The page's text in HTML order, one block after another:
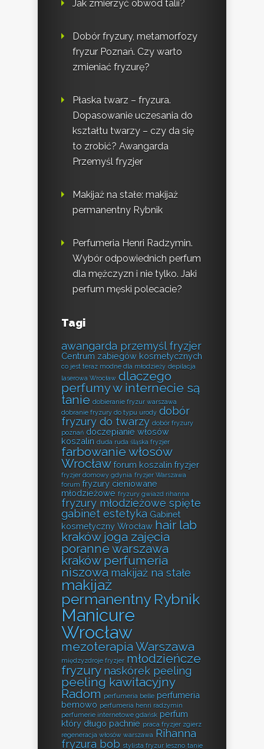
Jak zmierzyć obwód talii?
Dobór fryzury, metamorfozy
fryzur Poznań. Czy warto
zmieniać fryzurę?
Płaska twarz – fryzura.
Dopasowanie uczesania do
kształtu twarzy – czy da się
to zrobić? Awangarda
Przemyśl fryzjer
Makijaż na stałe: makijaż
permanentny Rybnik
Perfumeria Henri Radzymin.
Wybór odpowiednich perfum
dla mężczyzn i nie tylko. Jaki
perfum męski polecacie?
Tagi
awangarda przemyśl fryzjer
Centrum zabiegów kosmetycznych
co jest teraz modne dla młodzieży depilacja
laserowa Wrocław dlaczego
perfumy w internecie są
tanie dobieranie fryzur warszawa
dobranie fryzury do typu urody dobór
fryzury do twarzy dobór fryzury
poznań doczepianie włosów
koszalin duda ruda śląska fryzjer
farbowanie włosów
Wrocław forum koszalin fryzjer
fryzjer domowy gdynia fryzjer Warszawa
forum fryzury cieniowane
młodzieżowe fryzury gwiazd rihanna
fryzury młodzieżowe spięte
gabinet estetyka Gabinet
kosmetyczny Wrocław hair lab
kraków joga zajęcia
poranne warszawa
kraków perfumeria
niszowa makijaż na stałe
makijaż
permanentny Rybnik
Manicure
Wrocław
mezoterapia Warszawa
międzyzdroje fryzjer młodzieńcze
fryzury naskórek peeling
peeling kawitacyjny
Radom perfumeria belle perfumeria
bemowo perfumeria henri radzymin
perfumerie internetowe gdańsk perfum
który długo pachnie praca fryzjer zgierz
regeneracja włosów warszawa Rihanna
fryzura bob stylista fryzur leszno tanie